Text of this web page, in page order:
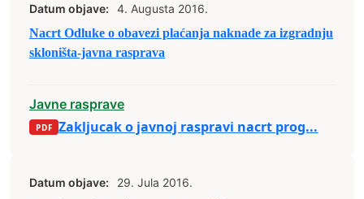
Datum objave:
4. Augusta 2016.
Nacrt Odluke o obavezi plaćanja naknade za izgradnju
skloništa-javna rasprava
Javne rasprave
Zakljucak o javnoj raspravi nacrt prog...
Datum objave:
29. Jula 2016.